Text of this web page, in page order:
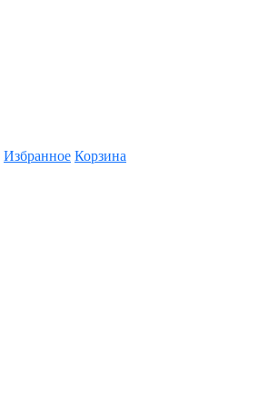
Избранное Корзина